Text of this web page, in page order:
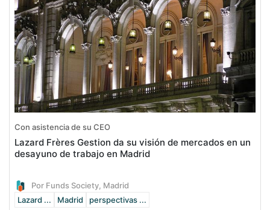
Con asistencia de su CEO
Lazard Frères Gestion da su visión de mercados en un
desayuno de trabajo en Madrid
Por Funds Society, Madrid
Lazard ...
Madrid perspectivas ...